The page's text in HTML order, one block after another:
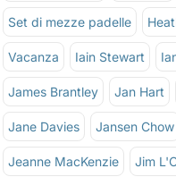
Set di mezze padelle
Vacanza Iain Stewart
James Brantley Jan Hart
Jane Davies Jansen Chow
Jeanne MacKenzie Jim